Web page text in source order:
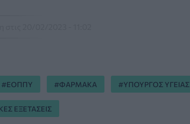
ΕΟΠΠΥ ΦΑΡΜΑΚΑ ΥΠΟΥΡΓΟΣ ΥΓΕΙΑΣ
ΕΞΕΤΑΣΕΙΣ